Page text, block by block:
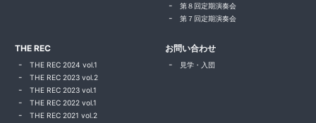
第８回定期演奏会
第７回定期演奏会
THE REC
THE REC 2024 vol.1
THE REC 2023 vol.2
THE REC 2023 vol.1
THE REC 2022 vol.1
THE REC 2021 vol.2
お問い合わせ
見学・入団